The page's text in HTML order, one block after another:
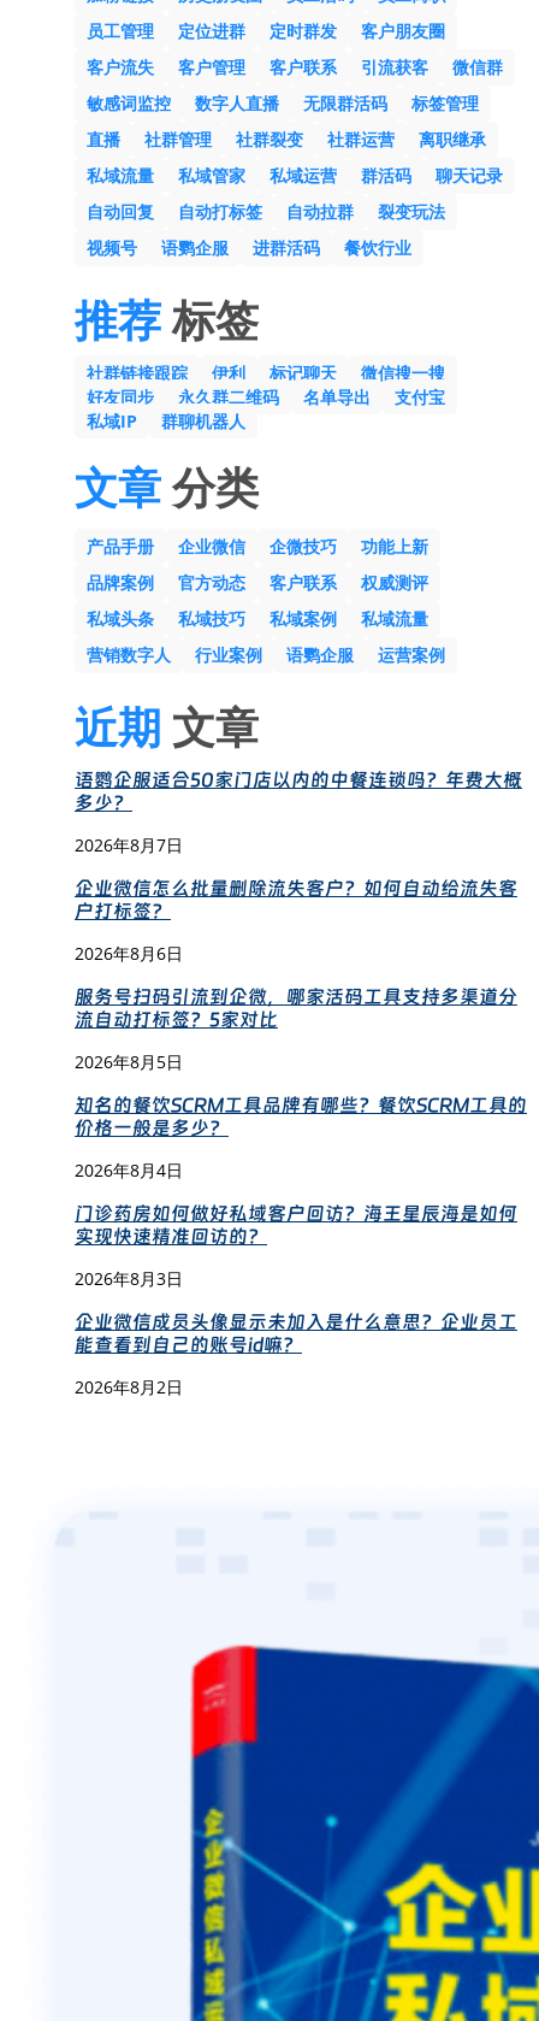
员工管理
定位进群 定时群发
客户朋友圈
客户流失
客户管理 客户联系 引流获客
微信群
敏感词监控
数字人直播 无限群活码
标签管理
直播
社群管理 社群裂变 社群运营
离职继承
私域流量
私域管家 私域运营 群活码
聊天记录
自动回复
自动打标签 自动拉群
裂变玩法
视频号
语鹦企服 进群活码 餐饮行业
推荐标签
社群链接跟踪 伊利 标记聊天
微信搜一搜
好友同步
永久群二维码 名单导出
支付宝
私域IP
群聊机器人
文章分类
产品手册 企业微信 企微技巧
功能上新
品牌案例
官方动态 客户联系
权威测评
私域头条
私域技巧 私域案例
私域流量
营销数字人
行业案例 语鹦企服 运营案例
近期 文章
语鹦企服适合50家门店以内的中餐连锁吗？年费大概
多少？
2026年8月7日
企业微信怎么批量删除流失客户？如何自动给流失客
户打标签？
2026年8月6日
服务号扫码引流到企微，哪家活码工具支持多渠道分
流自动打标签？5家对比
2026年8月5日
知名的餐饮SCRM工具品牌有哪些？餐饮SCRM工具的
价格一般是多少？
2026年8月4日
门诊药房如何做好私域客户回访？海王星辰海是如何
实现快速精准回访的？
2026年8月3日
企业微信成员头像显示未加入是什么意思？企业员工
能查看到自己的账号id嘛？
2026年8月2日